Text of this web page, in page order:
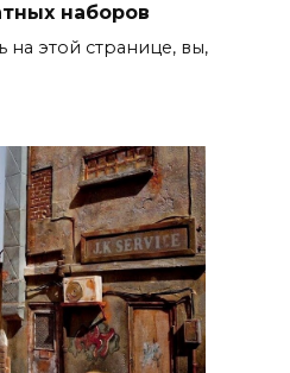
наборов
на этой странице, вы,